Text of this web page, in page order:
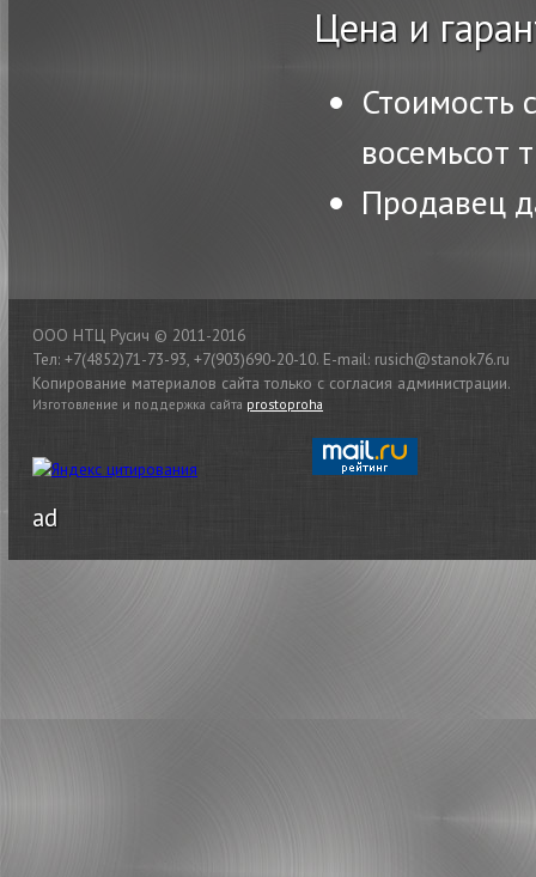
Цена и
Стоимость
восемьсот
Продавец
ООО НТЦ Русич © 2011-2016
Тел: +7(4852)71-73-93, +7(903)690-20-10. E-mail: rusich@stanok76.ru
Копирование материалов сайта только с согласия администрации.
Изготовление и поддержка сайта prostoproha
ad